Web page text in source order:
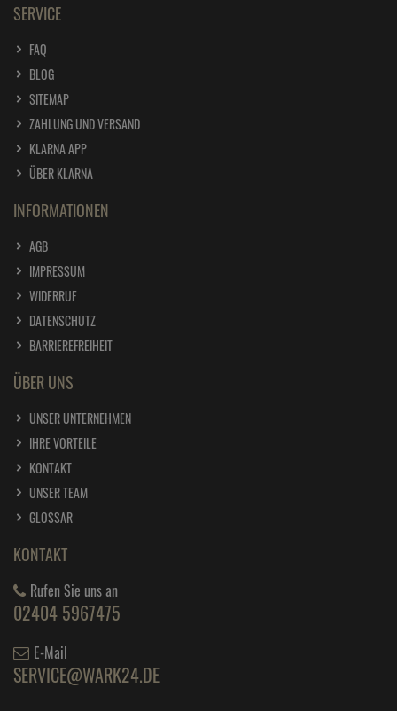
SERVICE
FAQ
BLOG
SITEMAP
ZAHLUNG UND VERSAND
KLARNA APP
ÜBER KLARNA
INFORMATIONEN
AGB
IMPRESSUM
WIDERRUF
DATENSCHUTZ
BARRIEREFREIHEIT
ÜBER UNS
UNSER UNTERNEHMEN
IHRE VORTEILE
KONTAKT
UNSER TEAM
GLOSSAR
KONTAKT
Rufen Sie uns an
02404 5967475
E-Mail
SERVICE@WARK24.DE